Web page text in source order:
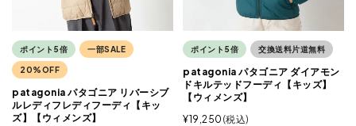
ポイント5倍 一部SALE
20%OFF
patagonia パタゴニア リバーシブ
ルレディフレディフーディ【キッ
ズ】【ウィメンズ】
ポイント5倍 交換送料片道無料
patagonia パタゴニア ダイアモン
ドキルテッドフーディ【キッズ】
【ウィメンズ】
¥19,250 税込